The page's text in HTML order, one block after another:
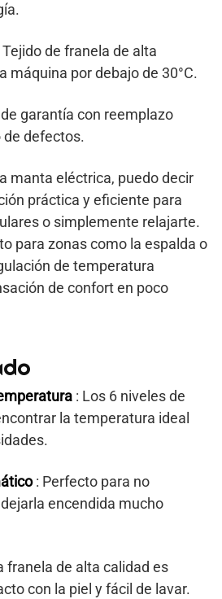
Tejido de franela de alta
máquina por debajo de 30°C.
de garantía con reemplazo
de defectos.
manta eléctrica, puedo decir
práctica y eficiente para
o simplemente relajarte.
para zonas como la espalda o
de temperatura
de confort en poco
: Los 6 niveles de
la temperatura ideal
: Perfecto para no
encendida mucho
franela de alta calidad es
con la piel y fácil de lavar.